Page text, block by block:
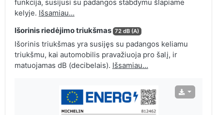
funkcija, susijusi su padangos stabdymu šlapiame
kelyje. Išsamiau...
Išorinis riedėjimo triukšmas 72 dB (A)
Išorinis triukšmas yra susijęs su padangos keliamu
triukšmu, kai automobilis pravažiuoja pro šalį, ir
matuojamas dB (decibelais). Išsamiau...